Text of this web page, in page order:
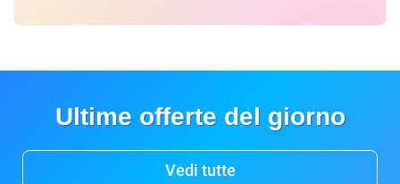
Ultime offerte del giorno
Vedi tutte